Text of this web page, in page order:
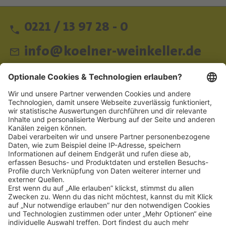
0221 / 13 97 28 - 0
info@koelner-weinkeller.de
Schnellzugriff
ZAHLUNGSMETHODEN
SOCIAL
NEWSLETTER
BESUCHEN SIE UNS